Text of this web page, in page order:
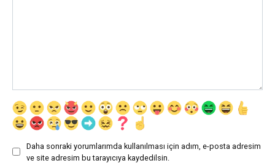
Daha sonraki yorumlarımda kullanılması için adım, e-posta adresim
ve site adresim bu tarayıcıya kaydedilsin.